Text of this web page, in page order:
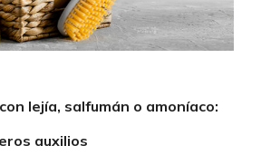
lejía, salfumán o amoníaco:
auxilios